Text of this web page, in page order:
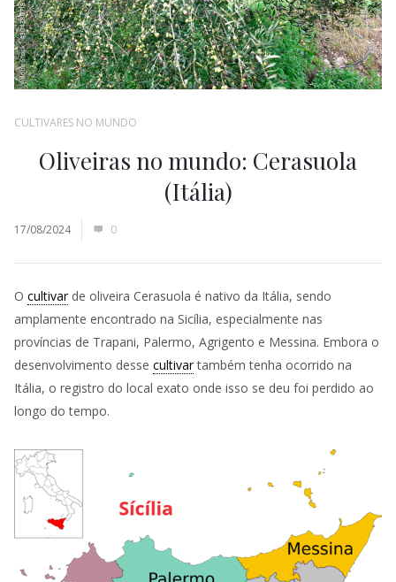
CULTIVARES NO MUNDO
Oliveiras no mundo: Cerasuola
(Itália)
17/08/2024 0
O cultivarde oliveira Cerasuola é nativo da Itália, sendo
amplamente encontrado na Sicília, especialmente nas
províncias de Trapani, Palermo, Agrigento e Messina. Embora o
desenvolvimento desse cultivartambém tenha ocorrido na
Itália, o registro do local exato onde isso se deu foi perdido ao
longo do tempo.